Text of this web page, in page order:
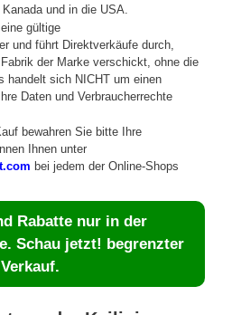
und in die USA.
gültige
und führt Direktverkäufe durch,
der Marke verschickt, ohne die
handelt sich NICHT um einen
Daten und Verbraucherrechte
bewahren Sie bitte Ihre
Ihnen unter
bei jedem der Online-Shops
Rabatte nur in der
Schau jetzt! begrenzter
Verkauf.